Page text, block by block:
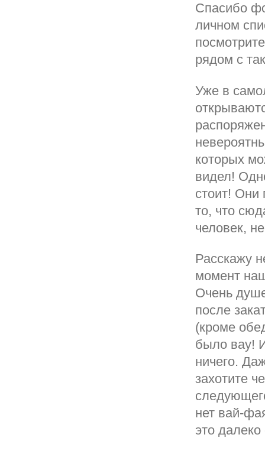
Спасибо
личном
рядом с
Уже в
которых
видел!
стоит! Они
то, что
человек,
Расскажу
момент
Очень
после
(кроме
было вау!
ничего.
захотите
нет вай-
это